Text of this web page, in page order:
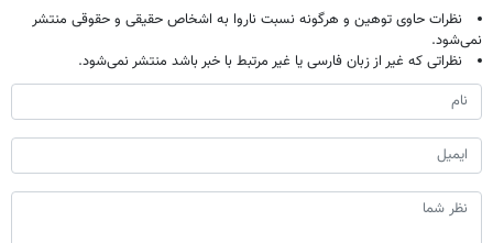
نظرات حاوی توهین و هرگونه نسبت ناروا به اشخاص حقیقی و حقوقی منتشر
نمی‌شود.
نظراتی که غیر از زبان فارسی یا غیر مرتبط با خبر باشد منتشر نمی‌شود.